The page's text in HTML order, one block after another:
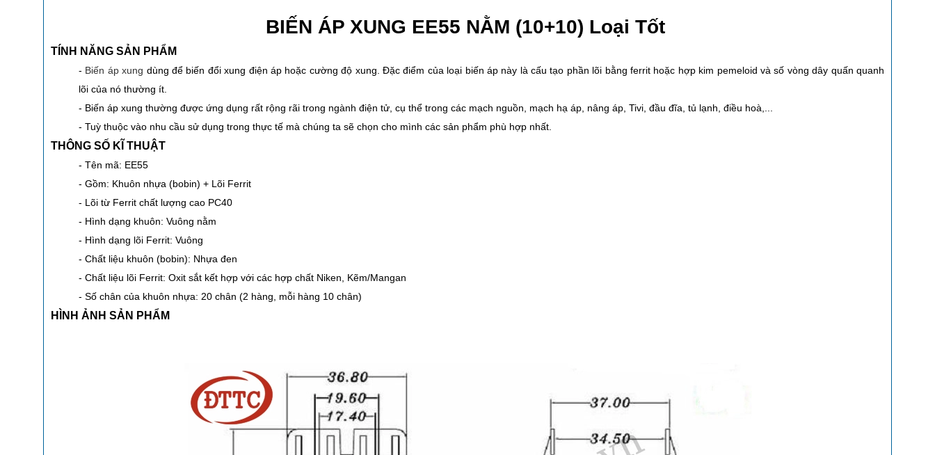
BIẾN ÁP XUNG EE55 NẰM (10+10) Loại Tốt
TÍNH NĂNG SẢN PHẨM
- Biến áp xung dùng để biến đổi xung điện áp hoặc cường độ xung. Đặc điểm của loại biến áp này là cấu tạo phần lõi bằng ferrit hoặc hợp kim pemeloid và số vòng dây quấn quanh
lõi của nó thường ít.
- Biến áp xung thường được ứng dụng rất rộng rãi trong ngành điện tử, cụ thể trong các mạch nguồn, mạch hạ áp, nâng áp, Tivi, đầu đĩa, tủ lạnh, điều hoà,...
- Tuỳ thuộc vào nhu cầu sử dụng trong thực tế mà chúng ta sẽ chọn cho mình các sản phẩm phù hợp nhất.
THÔNG SỐ KĨ THUẬT
- Tên mã: EE55
- Gồm: Khuôn nhựa (bobin) + Lõi Ferrit
- Lõi từ Ferrit chất lượng cao PC40
- Hình dạng khuôn: Vuông nằm
- Hình dạng lõi Ferrit: Vuông
- Chất liệu khuôn (bobin): Nhựa đen
- Chất liệu lõi Ferrit: Oxit sắt kết hợp với các hợp chất Niken, Kẽm/Mangan
- Số chân của khuôn nhựa: 20 chân (2 hàng, mỗi hàng 10 chân)
HÌNH ẢNH SẢN PHẨM